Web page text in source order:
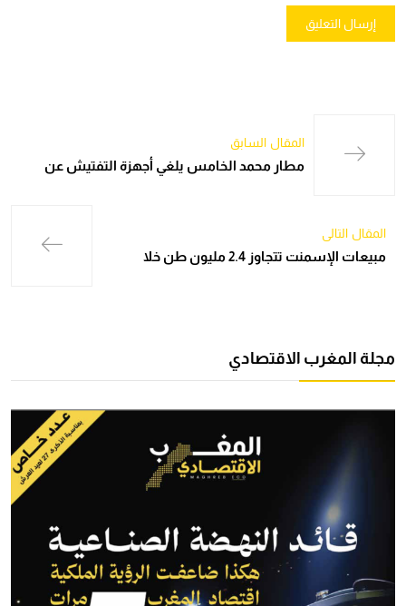
المقال السابق
مطار محمد الخامس يلغي أجهزة التفتيش عن
المقال التالي
مبيعات الإسمنت تتجاوز 2.4 مليون طن خلا
مجلة المغرب الاقتصادي